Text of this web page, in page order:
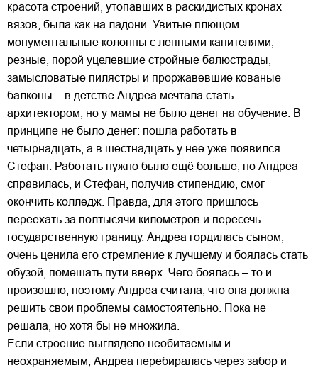
красота строений, утопавших в раскидистых кронах
вязов, была как на ладони. Увитые плющом
монументальные колонны с лепными капителями,
резные, порой уцелевшие стройные балюстрады,
замысловатые пилястры и проржавевшие кованые
балконы – в детстве Андреа мечтала стать
архитектором, но у мамы не было денег на обучение. В
принципе не было денег: пошла работать в
четырнадцать, а в шестнадцать у неё уже появился
Стефан. Работать нужно было ещё больше, но Андреа
справилась, и Стефан, получив стипендию, смог
окончить колледж. Правда, для этого пришлось
переехать за полтысячи километров и пересечь
государственную границу. Андреа гордилась сыном,
очень ценила его стремление к лучшему и боялась стать
обузой, помешать пути вверх. Чего боялась – то и
произошло, поэтому Андреа считала, что она должна
решить свои проблемы самостоятельно. Пока не
решала, но хотя бы не множила.
Если строение выглядело необитаемым и
неохраняемым, Андреа перебиралась через забор и